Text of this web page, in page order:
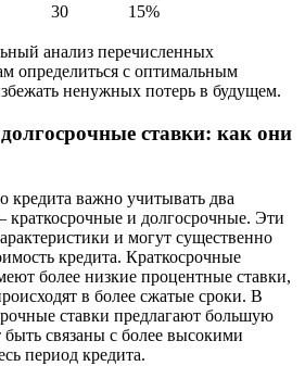
30 15%
анализ перечисленных
определиться с оптимальным
ненужных потерь в будущем.
ставки: как они
кредита важно учитывать два
краткосрочные и долгосрочные. Эти
и могут существенно
кредита. Краткосрочные
более низкие процентные ставки,
в более сжатые сроки. В
ставки предлагают большую
быть связаны с более высокими
период кредита.